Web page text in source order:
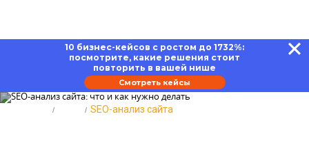
10 бизнес-кейсов с ростом до 1732%:
посмотрите, какие решения стоит
повторить в вашей нише
Смотреть кейсы
SEO-анализ сайта